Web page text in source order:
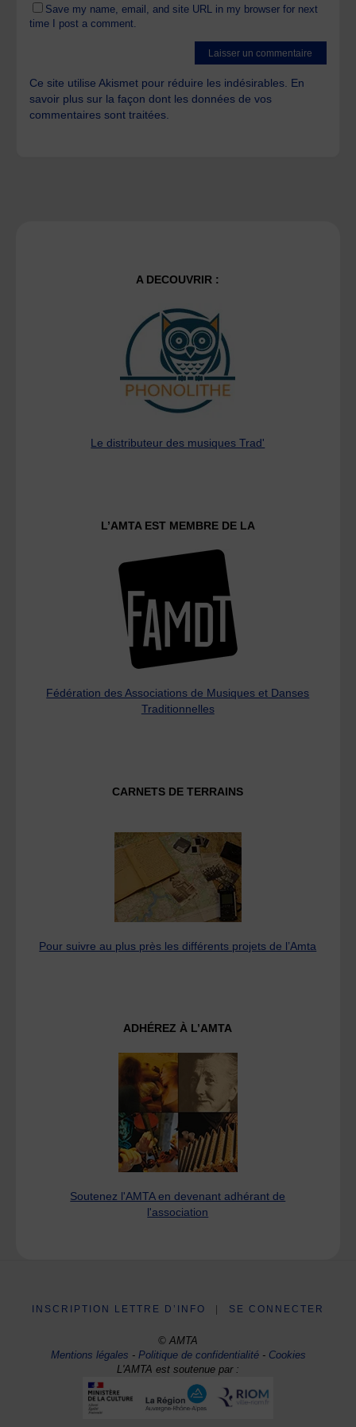
Save my name, email, and site URL in my browser for next
time I post a comment.
Ce site utilise Akismet pour réduire les indésirables. En
savoir plus sur la façon dont les données de vos
commentaires sont traitées
A DECOUVRIR :
Le distributeur des musiques Trad'
L’AMTA EST MEMBRE DE LA
Fédération des Associations de Musiques et Danses
Traditionnelles
CARNETS DE TERRAINS
Pour suivre au plus près les différents projets de l’Amta
ADHÉREZ À L’AMTA
Soutenez l'AMTA en devenant adhérant de
l'association
INSCRIPTION LETTRE D’INFO SE CONNECTER
© AMTA
Mentions légales -Politique de confidentialité- Cookies
L'AMTA est soutenue par :